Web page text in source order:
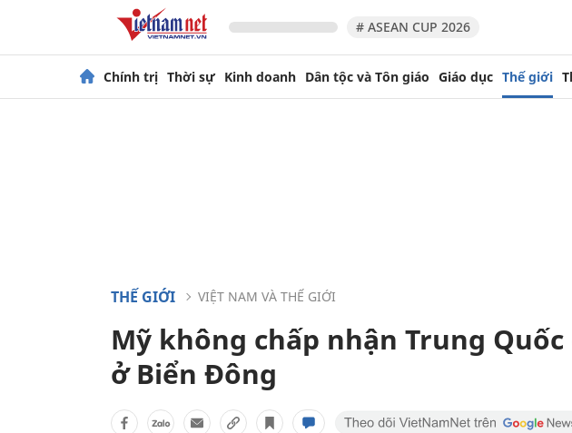
# ASEAN CUP 2026
Chính trị Thời sự Kinh doanh Dân tộc và Tôn giáo Giáo dục Thế giới
THẾ GIỚI VIỆT NAM VÀ THẾ GIỚI
Mỹ không chấp nhận Trung
ở Biển Đông